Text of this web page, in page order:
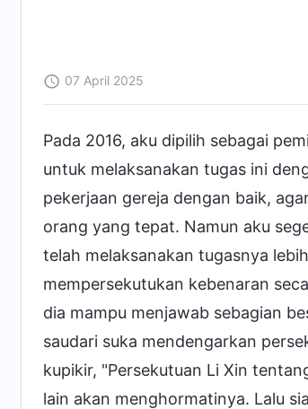
07 April 2025
Pada 2016, aku dipilih sebagai
untuk melaksanakan tugas ini
pekerjaan gereja dengan baik,
orang yang tepat. Namun aku
telah melaksanakan tugasnya
mempersekutukan kebenaran
dia mampu menjawab sebagian
saudari suka mendengarkan
kupikir, "Persekutuan Li Xin
lain akan menghormatinya. Lalu